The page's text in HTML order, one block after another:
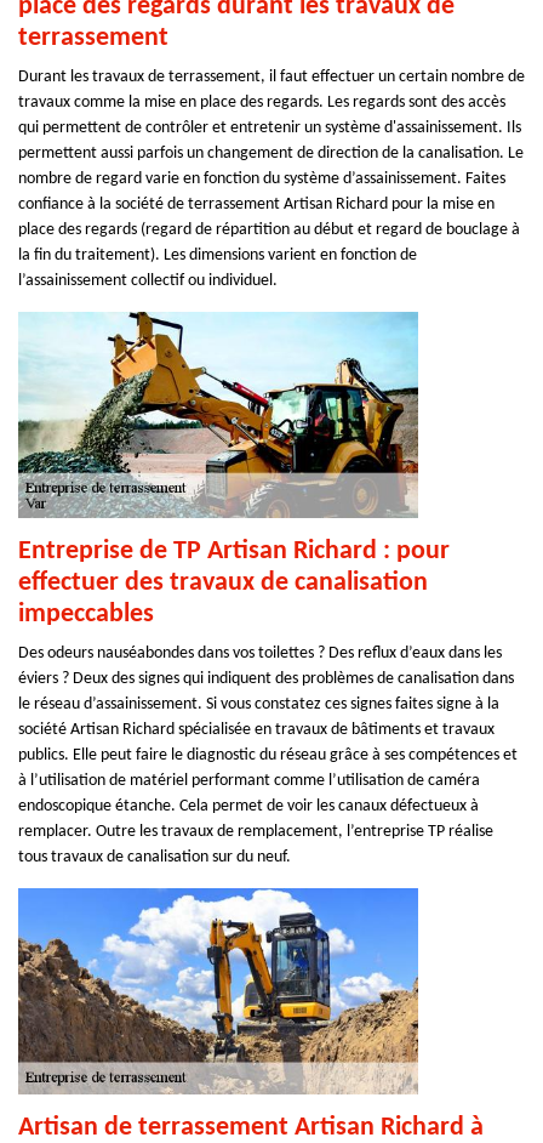
place des regards durant les travaux de
terrassement
Durant les travaux de terrassement, il faut effectuer un certain nombre de
travaux comme la mise en place des regards. Les regards sont des accès
qui permettent de contrôler et entretenir un système d'assainissement. Ils
permettent aussi parfois un changement de direction de la canalisation. Le
nombre de regard varie en fonction du système d’assainissement. Faites
confiance à la société de terrassement Artisan Richard pour la mise en
place des regards (regard de répartition au début et regard de bouclage à
la fin du traitement). Les dimensions varient en fonction de
l’assainissement collectif ou individuel.
Entreprise de TP Artisan Richard : pour
effectuer des travaux de canalisation
impeccables
Des odeurs nauséabondes dans vos toilettes ? Des reflux d’eaux dans les
éviers ? Deux des signes qui indiquent des problèmes de canalisation dans
le réseau d’assainissement. Si vous constatez ces signes faites signe à la
société Artisan Richard spécialisée en travaux de bâtiments et travaux
publics. Elle peut faire le diagnostic du réseau grâce à ses compétences et
à l’utilisation de matériel performant comme l’utilisation de caméra
endoscopique étanche. Cela permet de voir les canaux défectueux à
remplacer. Outre les travaux de remplacement, l’entreprise TP réalise
tous travaux de canalisation sur du neuf.
Artisan de terrassement Artisan Richard à